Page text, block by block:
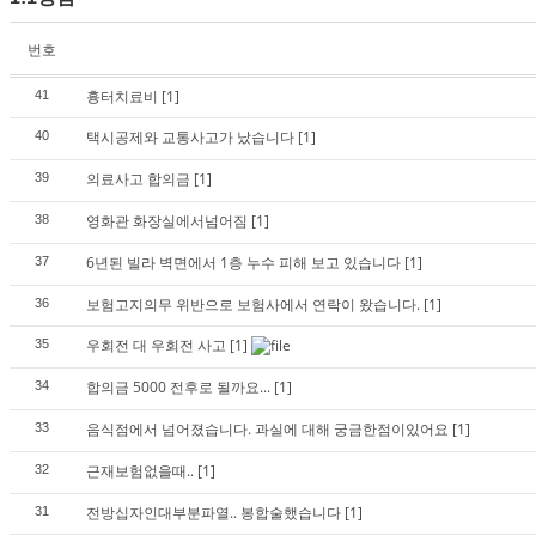
번호
41 흉터치료비 [1]
40 택시공제와 교통사고가 났습니다 [1]
39 의료사고 합의금 [1]
38 영화관 화장실에서넘어짐 [1]
37 6년된 빌라 벽면에서 1층 누수 피해 보고 있습니다 [1]
36 보험고지의무 위반으로 보험사에서 연락이 왔습니다. [1]
35 우회전 대 우회전 사고 [1]
34 합의금 5000 전후로 될까요... [1]
33 음식점에서 넘어졌습니다. 과실에 대해 궁금한점이있어요 [1]
32 근재보험없을때.. [1]
31 전방십자인대부분파열.. 봉합술했습니다 [1]